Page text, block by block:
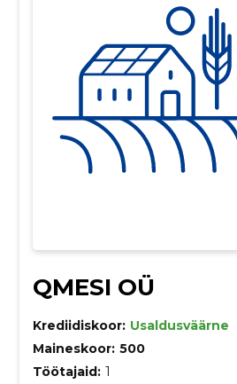
QMESI OÜ
Krediidiskoor: Usaldusväärne
Maineskoor: 500
Töötajaid: 1